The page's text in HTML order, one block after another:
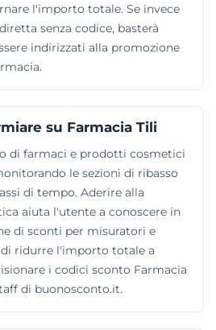
l'importo totale. Se invece
senza codice, basterà
indirizzati alla promozione
su Farmacia Tili
di farmaci e prodotti cosmetici
le sezioni di ribasso
di tempo. Aderire alla
aiuta l'utente a conoscere in
di sconti per misuratori e
ridurre l'importo totale a
i codici sconto Farmacia
di buonosconto.it.